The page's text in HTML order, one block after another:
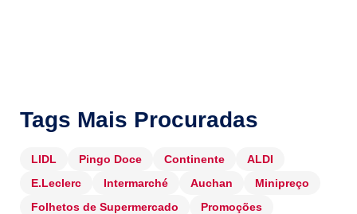
Tags Mais Procuradas
LIDL Pingo Doce Continente
ALDI
E.Leclerc
Intermarché Auchan
Minipreço
Folhetos de Supermercado
Promoções